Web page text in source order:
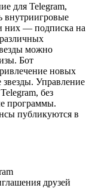
для Telegram,
внутриигровые
них — подписка на
можно
Бот
новых
звезды. Управление
без
программы.
публикуются в
друзей